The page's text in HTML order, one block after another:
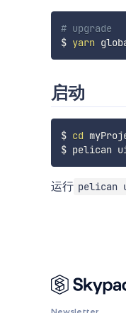
# upgrade
$ yarn
启动
$ cd
运行 pelican